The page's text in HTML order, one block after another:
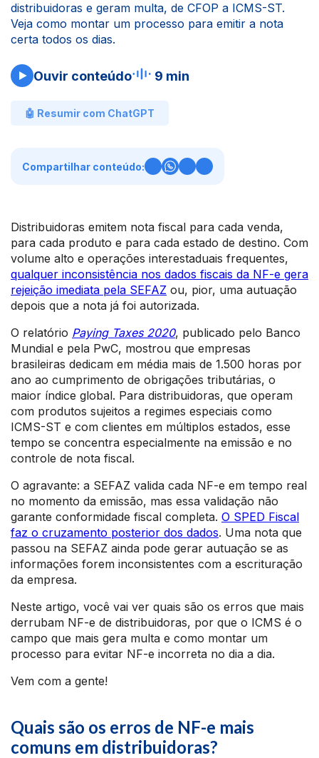
distribuidoras e geram multa, de CFOP a ICMS-ST.
Veja como montar um processo para emitir a nota
certa todos os dias.
Ouvir conteúdo 9 min
🤖 Resumir com ChatGPT
Compartilhar conteúdo:
Distribuidoras emitem nota fiscal para cada venda,
para cada produto e para cada estado de destino. Com
volume alto e operações interestaduais frequentes,
qualquer inconsistência nos dados fiscais da NF-e gera
rejeição imediata pela SEFAZ ou, pior, uma autuação
depois que a nota já foi autorizada.
O relatório Paying Taxes 2020, publicado pelo Banco
Mundial e pela PwC, mostrou que empresas
brasileiras dedicam em média mais de 1.500 horas por
ano ao cumprimento de obrigações tributárias, o
maior índice global. Para distribuidoras, que operam
com produtos sujeitos a regimes especiais como
ICMS-ST e com clientes em múltiplos estados, esse
tempo se concentra especialmente na emissão e no
controle de nota fiscal.
O agravante: a SEFAZ valida cada NF-e em tempo real
no momento da emissão, mas essa validação não
garante conformidade fiscal completa. O SPED Fiscal
faz o cruzamento posterior dos dados. Uma nota que
passou na SEFAZ ainda pode gerar autuação se as
informações forem inconsistentes com a escrituração
da empresa.
Neste artigo, você vai ver quais são os erros que mais
derrubam NF-e de distribuidoras, por que o ICMS é o
campo que mais gera multa e como montar um
processo para evitar NF-e incorreta no dia a dia.
Vem com a gente!
Quais são os erros de NF-e mais
comuns em distribuidoras?